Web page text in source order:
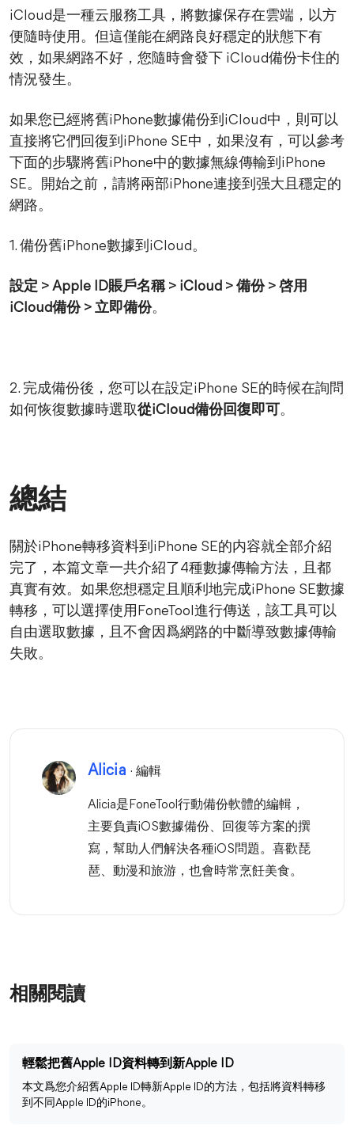
iCloud是一種云服務工具，將數據保存在雲端，以方
便隨時使用。但這僅能在網路良好穩定的狀態下有
效，如果網路不好，您隨時會發下 iCloud備份卡住的
情況發生。
如果您已經將舊iPhone數據備份到iCloud中，則可以
直接將它們回復到iPhone SE中，如果沒有，可以參考
下面的步驟將舊iPhone中的數據無線傳輸到iPhone
SE。開始之前，請將兩部iPhone連接到强大且穩定的
網路。
1. 備份舊iPhone數據到iCloud。
設定 > Apple ID賬戶名稱 > iCloud > 備份 > 啓用
iCloud備份 > 立即備份。
2. 完成備份後，您可以在設定iPhone SE的時候在詢問
如何恢復數據時選取從iCloud備份回復即可 。
總結
關於iPhone轉移資料到iPhone SE的内容就全部介紹
完了，本篇文章一共介紹了4種數據傳輸方法，且都
真實有效。如果您想穩定且順利地完成iPhone SE數據
轉移，可以選擇使用FoneTool進行傳送，該工具可以
自由選取數據，且不會因爲網路的中斷導致數據傳輸
失敗。
Alicia · 編輯
Alicia是FoneTool行動備份軟體的編輯，
主要負責iOS數據備份、回復等方案的撰
寫，幫助人們解決各種iOS問題。喜歡琵
琶、動漫和旅游，也會時常烹飪美食。
相關閱讀
輕鬆把舊Apple ID資料轉到新Apple ID
本文爲您介紹舊Apple ID轉新Apple ID的方法，包括將資料轉移
到不同Apple ID的iPhone。